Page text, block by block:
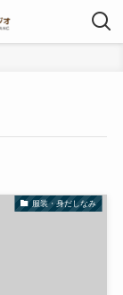
服装・身だしなみ